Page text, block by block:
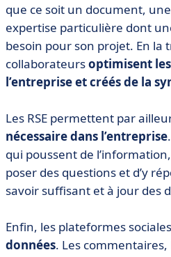
que ce soit un document,
expertise particulière dont
besoin pour son projet. En
collaborateursoptimisent
l’entreprise et créés de la
Les RSE permettent par
nécessaire dans l’entreprise
qui poussent de
poser des questions et d’y
savoir suffisant et à jour des
Enfin, les plateformes sociales
données. Les